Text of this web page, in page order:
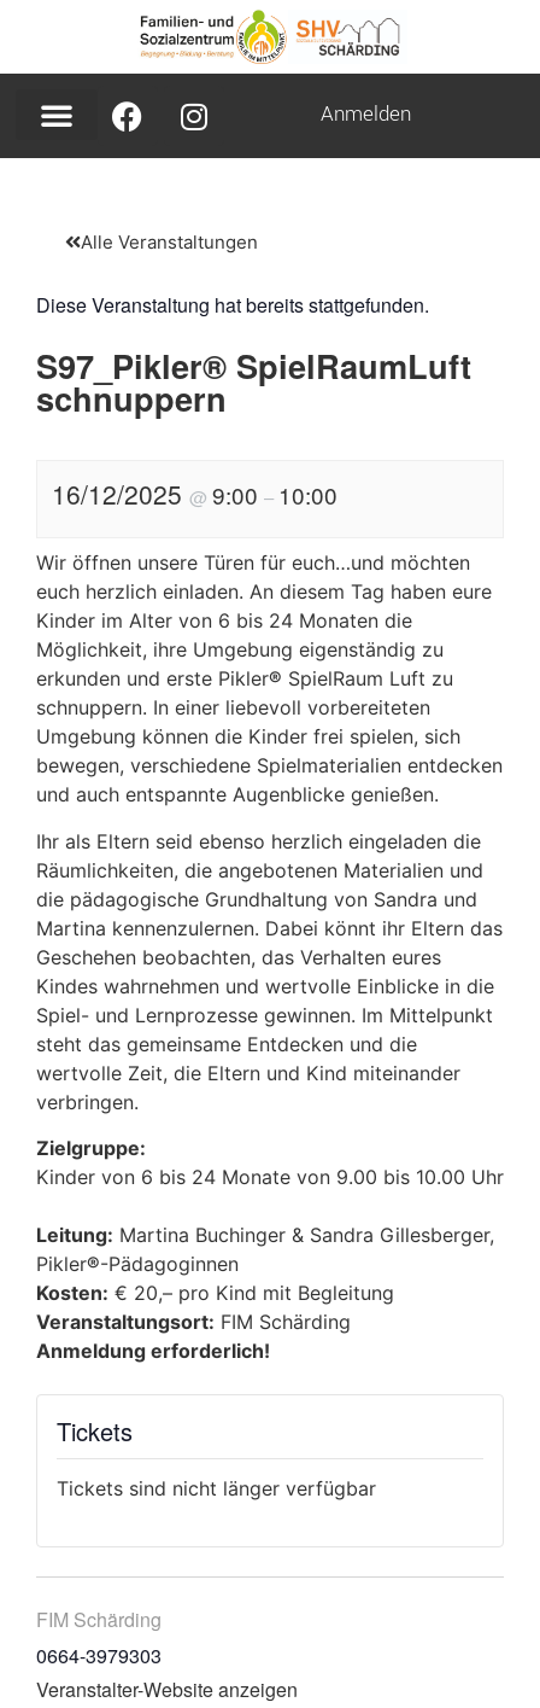
Anmelden
Alle Veranstaltungen
Diese Veranstaltung hat bereits stattgefunden.
S97_Pikler® SpielRaumLuft
schnuppern
16/12/2025 @ 9:00 – 10:00
Wir öffnen unsere Türen für euch…und möchten
euch herzlich einladen. An diesem Tag haben eure
Kinder im Alter von 6 bis 24 Monaten die
Möglichkeit, ihre Umgebung eigenständig zu
erkunden und erste Pikler® SpielRaum Luft zu
schnuppern. In einer liebevoll vorbereiteten
Umgebung können die Kinder frei spielen, sich
bewegen, verschiedene Spielmaterialien entdecken
und auch entspannte Augenblicke genießen.
Ihr als Eltern seid ebenso herzlich eingeladen die
Räumlichkeiten, die angebotenen Materialien und
die pädagogische Grundhaltung von Sandra und
Martina kennenzulernen. Dabei könnt ihr Eltern das
Geschehen beobachten, das Verhalten eures
Kindes wahrnehmen und wertvolle Einblicke in die
Spiel- und Lernprozesse gewinnen. Im Mittelpunkt
steht das gemeinsame Entdecken und die
wertvolle Zeit, die Eltern und Kind miteinander
verbringen.
Zielgruppe:
Kinder von 6 bis 24 Monate von 9.00 bis 10.00 Uhr
Leitung: Martina Buchinger & Sandra Gillesberger,
Pikler®-Pädagoginnen
Kosten: € 20,– pro Kind mit Begleitung
Veranstaltungsort: FIM Schärding
Anmeldung erforderlich!
Tickets
Tickets sind nicht länger verfügbar
FIM Schärding
0664-3979303
Veranstalter-Website anzeigen